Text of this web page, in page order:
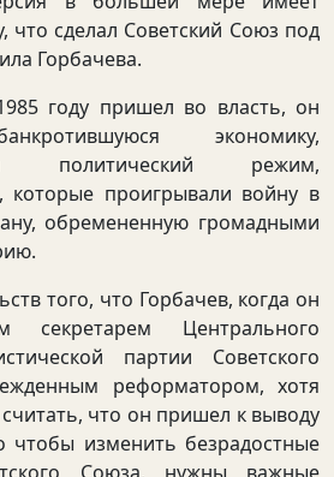
что сделал Советский Союз под
Горбачева.
году пришел во власть, он
экономику,
политический режим,
которые проигрывали войну в
обремененную громадными
того, что Горбачев, когда он
секретарем Центрального
партии Советского
реформатором, хотя
что он пришел к выводу
чтобы изменить безрадостные